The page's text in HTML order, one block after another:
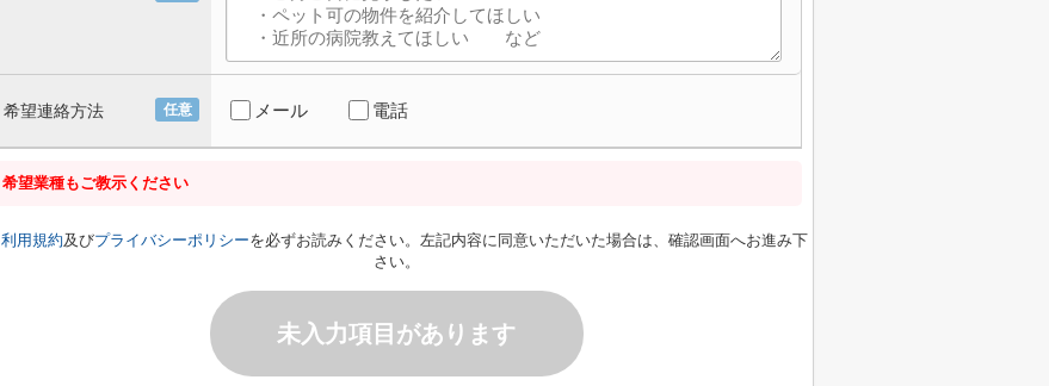
任意
希望連絡方法 メール 電話
希望業種もご教示ください
利用規約及びプライバシーポリシーを必ずお読みください。左記内容に同意いただいた場合は、確認画面へお進み下
さい。
未入力項目があります